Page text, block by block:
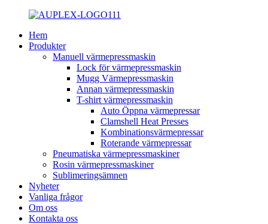
Hem
Produkter
Manuell värmepressmaskin
Lock för värmepressmaskin
Mugg Värmepressmaskin
Annan värmepressmaskin
T-shirt värmepressmaskin
Auto Öppna värmepressar
Clamshell Heat Presses
Kombinationsvärmepressar
Roterande värmepressar
Pneumatiska värmepressmaskiner
Rosin värmepressmaskiner
Sublimeringsämnen
Nyheter
Vanliga frågor
Om oss
Kontakta oss